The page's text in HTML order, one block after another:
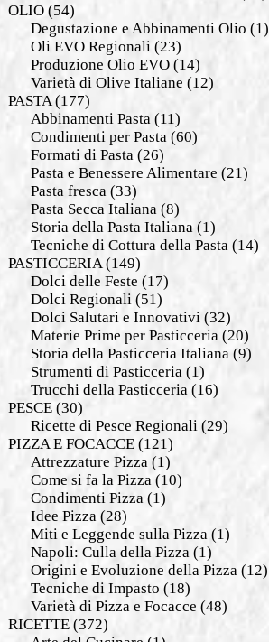
OLIO(54)
Degustazione e Abbinamenti Olio (1)
Oli EVO Regionali (23)
Produzione Olio EVO(14)
Varietà di Olive Italiane (12)
PASTA(177)
Abbinamenti Pasta (11)
Condimenti per Pasta (60)
Formati di Pasta (26)
Pasta e Benessere Alimentare (21)
Pasta fresca (33)
Pasta Secca Italiana (8)
Storia della Pasta Italiana (1)
Tecniche di Cottura della Pasta (14)
PASTICCERIA(149)
Dolci delle Feste (17)
Dolci Regionali (51)
Dolci Salutari e Innovativi (32)
Materie Prime per Pasticceria (20)
Storia della Pasticceria Italiana (9)
Strumenti di Pasticceria (1)
Trucchi della Pasticceria (16)
PESCE(30)
Ricette di Pesce Regionali (29)
PIZZA E FOCACCE(121)
Attrezzature Pizza (1)
Come si fa la Pizza (10)
Condimenti Pizza (1)
Idee Pizza (28)
Miti e Leggende sulla Pizza (1)
Napoli: Culla della Pizza (1)
Origini e Evoluzione della Pizza (12)
Tecniche di Impasto (18)
Varietà di Pizza e Focacce (48)
RICETTE(372)